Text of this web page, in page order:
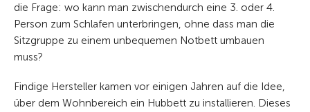
die Frage: wo kann man zwischendurch eine 3. oder 4.
Person zum Schlafen unterbringen, ohne dass man die
Sitzgruppe zu einem unbequemen Notbett umbauen
muss?
Findige Hersteller kamen vor einigen Jahren auf die Idee,
über dem Wohnbereich ein Hubbett zu installieren. Dieses